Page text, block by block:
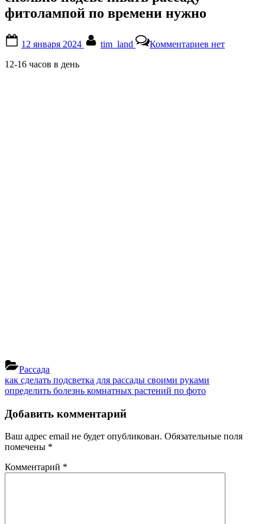
фитолампой по времени нужно
on
12 января 2024 tim_land Комментариевзаписи
нет
12-16 часов в день
Рассада
Навигация
по
записям
Previous
Post:
как сделать подсветка для рассады своими руками
Next
определить болезнь комнатных растений по фото
Добавить комментарий
Ваш адрес email не будет опубликован. Обязательные поля
помечены *
Комментарий *